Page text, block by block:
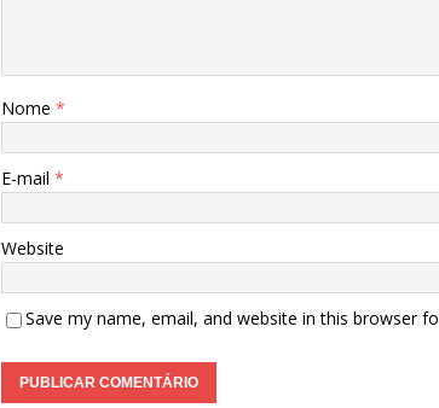
Nome *
E-mail *
Website
Save my name, email, and website in this browser